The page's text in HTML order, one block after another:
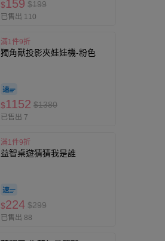
$159 $199
已售出 110
滿1件9折
獨角獸投影夾娃娃機-粉色
$1152 $1380
已售出 7
滿1件9折
益智桌遊猜猜我是誰
$224 $299
已售出 88